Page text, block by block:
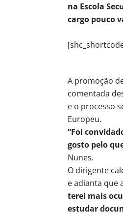
na Escola
cargo pouco
A promoção
comentada
e o processo
Europeu.
“Foi
gosto pelo
Nunes.
O dirigente
e adianta que
terei mais
estudar